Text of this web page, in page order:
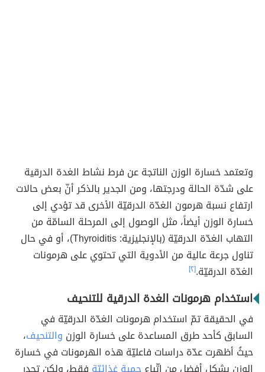
وتعتمد خسارة الوزن الناتجة عن فرط نشاط الغدة الدرقية
على شدّة الحالة ودرجتها، ومن الجدير بالذكر أنّ بعض حالات
ارتفاع نسبة هرمون الغدّة الدرقيّة الأخرى قد تؤدي إلى
خسارة الوزن أيضاً، مثل الوصول إلى المرحلة السامّة من
التهاب الغدّة الدرقيّة (بالإنجليزية: Thyroiditis)، أو في حال
تناول جرعة عالية من الأدوية التي تحتوي على هرمونات
الغدّة الدرقيّة.[٢]
استخدام هرمونات الغدة الدرقية للتنحيف
في الحقيقة تمّ استخدام هرمونات الغدّة الدرقيّة في
السابق كأحد طرق المساعدة على خسارة الوزن والتنحيف،
حيثُ أظهرت عدّة دراسات فاعليّة هذه الهرمونات في خسارة